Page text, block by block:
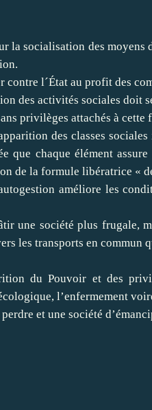
la socialisation des moyens
contre l´État au profit des
des activités sociales doit
privilèges attachés à cette
des classes
que chaque élément
de la formule libératrice «
améliore les
une société plus frugale,
les transports en commun
du Pouvoir et des
l’enfermement
et une société